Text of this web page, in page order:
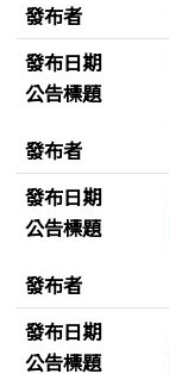
發布者
發布日期
公告標題
發布者
發布日期
公告標題
發布者
發布日期
公告標題